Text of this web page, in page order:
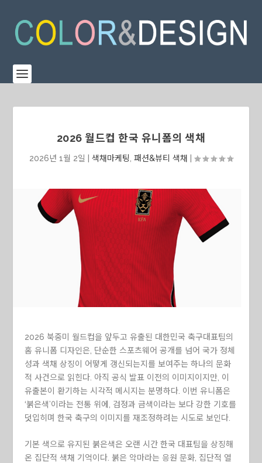
2026 월드컵 한국 유니폼의 색채
2026년 1월 2일 색채마케팅 패션&뷰티 색채
2026 북중미 월드컵을 앞두고 유출된 대한민국 축구대표팀의
홈 유니폼 디자인은, 단순한 스포츠웨어 공개를 넘어 국가 정체
성과 색채 상징이 어떻게 갱신되는지를 보여주는 하나의 문화
적 사건으로 읽힌다. 아직 공식 발표 이전의 이미지이지만, 이
유출본이 환기하는 시각적 메시지는 분명하다. 이번 유니폼은
‘붉은색’이라는 전통 위에, 검정과 금색이라는 보다 강한 기호를
덧입히며 한국 축구의 이미지를 재조정하려는 시도로 보인다.
기본 색으로 유지된 붉은색은 오랜 시간 한국 대표팀을 상징해
온 집단적 색채 기억이다. 붉은 악마라는 응원 문화, 집단적 열